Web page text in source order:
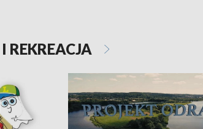
REKREACJA